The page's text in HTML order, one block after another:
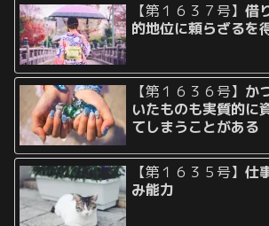
【第１６３７号】借
的地位に頼らざるを
【第１６３６号】 か
いたものも実質的に
てしまうことがある
【第１６３５号】仕
み能力